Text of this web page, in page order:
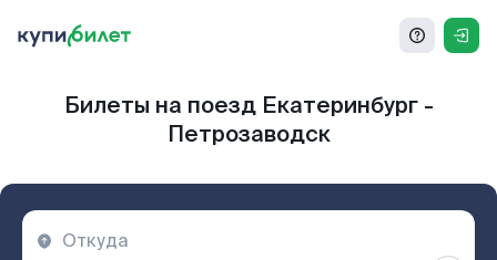
Билеты на поезд Екатеринбург -
Петрозаводск